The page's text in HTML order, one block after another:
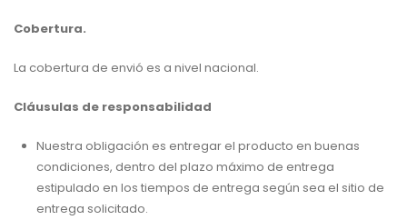
Cobertura.
La cobertura de envió es a nivel nacional.
Cláusulas de responsabilidad
Nuestra obligación es entregar el producto en buenas
condiciones, dentro del plazo máximo de entrega
estipulado en los tiempos de entrega según sea el sitio de
entrega solicitado.